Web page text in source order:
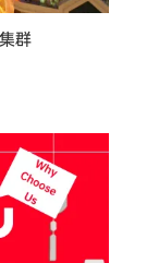
群